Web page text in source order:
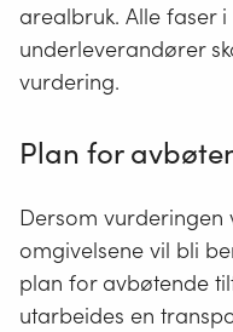
arealbruk. Alle faser
underleverandører
vurdering.
Plan for
Dersom vurderingen
omgivelsene vil bli
plan for avbøtende
utarbeides en